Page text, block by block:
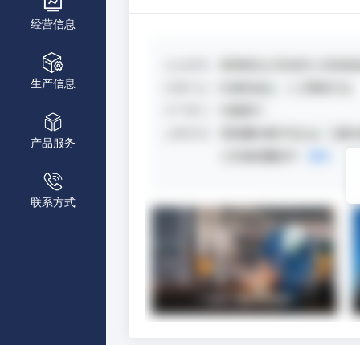
经营信息
生产信息
产品服务
联系方式